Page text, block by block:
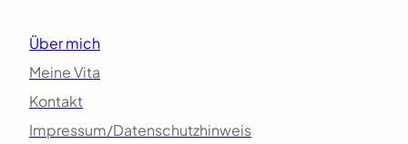
Über mich
Meine Vita
Kontakt
Impressum/Datenschutzhinweis